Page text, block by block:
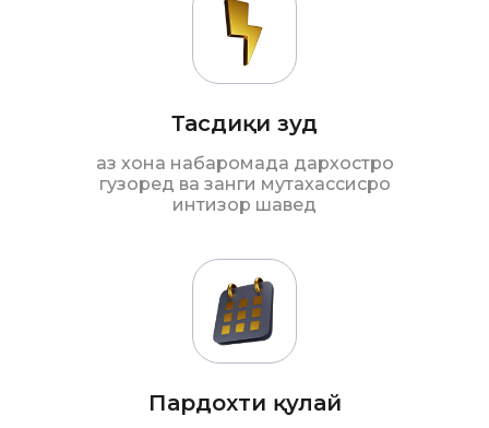
Тасдиқи зуд
аз хона набаромада дархостро
гузоред ва занги мутахассисро
интизор шавед
Пардохти қулай